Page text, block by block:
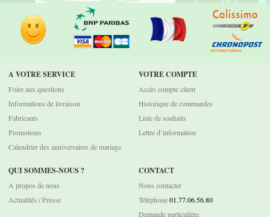
A VOTRE SERVICE
Foire aux questions
Informations de livraison
Fabricants
Promotions
Calendrier des anniversaires de mariage
VOTRE COMPTE
Accès compte client
Historique de commandes
Liste de souhaits
Lettre d’information
QUI SOMMES-NOUS ?
A propos de nous
Actualités / Presse
CONTACT
Nous contacter
Téléphone01.77.06.56.80
Demande particulière